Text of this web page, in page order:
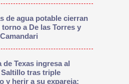
de agua potable cierran
torno a De las Torres y
de Texas ingresa al
Saltillo tras triple
y herir a su expareja;